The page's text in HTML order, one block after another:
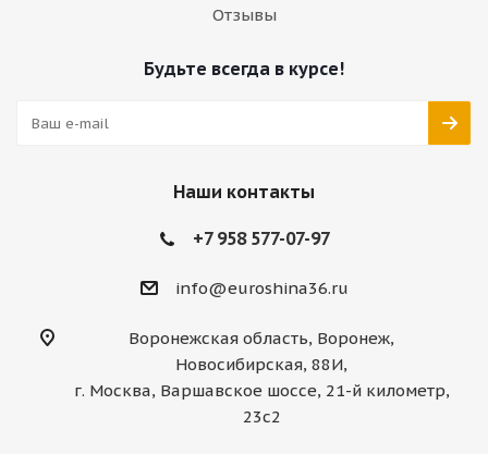
Отзывы
Будьте всегда в курсе!
Наши контакты
+7 958 577-07-97
info@euroshina36.ru
Воронежская область, Воронеж,
Новосибирская, 88И,
г. Москва, Варшавское шоссе, 21-й километр,
23с2